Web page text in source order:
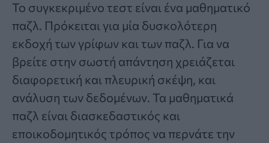
Το συγκεκριμένο τεστ είναι ένα μαθηματικό
παζλ. Πρόκειται για μία δυσκολότερη
εκδοχή των γρίφων και των παζλ. Για να
βρείτε στην σωστή απάντηση χρειάζεται
διαφορετική και πλευρική σκέψη, και
ανάλυση των δεδομένων. Τα μαθηματικά
παζλ είναι διασκεδαστικός και
εποικοδομητικός τρόπος να περνάτε την